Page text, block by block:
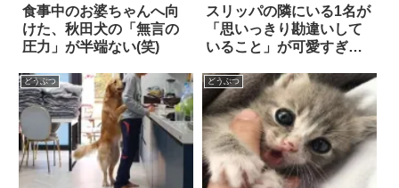
食事中のお婆ちゃんへ向
けた、秋田犬の「無言の
圧力」が半端ない(笑)
スリッパの隣にいる1名が
「思いっきり勘違いして
いること」が可愛すぎる
どうぶつ どうぶつ